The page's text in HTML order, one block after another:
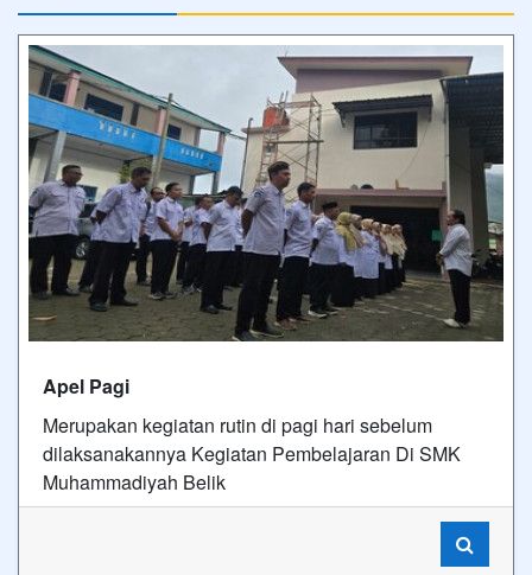
Apel Pagi
Merupakan kegiatan rutin di pagi hari sebelum
dilaksanakannya Kegiatan Pembelajaran Di SMK
Muhammadiyah Belik